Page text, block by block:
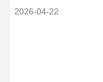
2026-04-22